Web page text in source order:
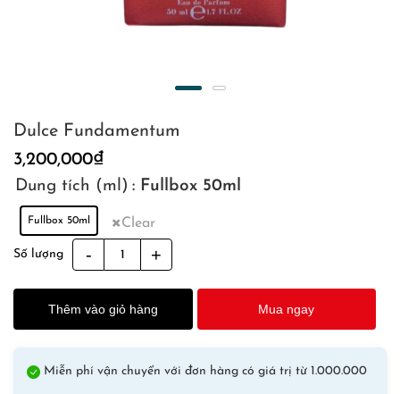
Dulce Fundamentum
3,200,000₫
Dung tích (ml) : Fullbox 50ml
Fullbox 50ml Clear
Số lượng
Fundamentum
quantity
Thêm vào giỏ hàng
Mua ngay
Miễn phí vận chuyển với đơn hàng có giá trị từ 1.000.000